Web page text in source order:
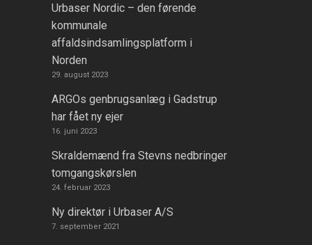
Urbaser Nordic – den førende
kommunale
affaldsindsamlingsplatform i
Norden
29. august 2023
ARGOs genbrugsanlæg i Gadstrup
har fået ny ejer
16. juni 2023
Skraldemænd fra Stevns nedbringer
tomgangskørslen
24. februar 2023
Ny direktør i Urbaser A/S
7. september 2021